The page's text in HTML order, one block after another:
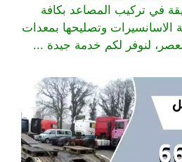
في تركيب المصاعد بكافة
الاسانسيرات وتصليحها بمعدات
لنوفر لكم خدمة جيدة ...